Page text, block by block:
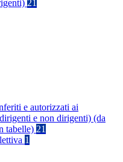
21
e autorizzati ai
e non dirigenti) (da
tabelle) 21
1